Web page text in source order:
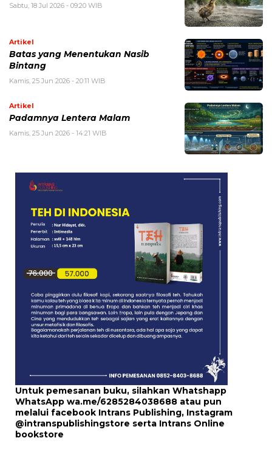
Sabtu, 18 Jul 2026 - 09:20 WIB
Artikel
Batas yang Menentukan Nasib
Bintang
Kamis, 25 Jun 2026 - 20:11 WIB
Artikel
Padamnya Lentera Malam
Kamis, 25 Jun 2026 - 14:21 WIB
Untuk pemesanan buku, silahkan Whatshapp
WhatsApp wa.me/6285284038688 atau pun
melalui facebook Intrans Publishing, Instagram
@intranspublishingstore serta Intrans Online
bookstore